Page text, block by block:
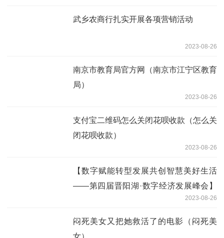
武乡农商行扎实开展各项营销活动
2023-08-26
南京市教育局官方网（南京市江宁区教育
局）
2023-08-26
支付宝二维码怎么关闭花呗收款（怎么关
闭花呗收款）
2023-08-26
【数字赋能转型发展共创智慧美好生活
——第四届晋阳湖·数字经济发展峰会】
中科曙光：为建设全国算力高地提供有力
支撑
2023-08-26
闷死美女又把她救活了的电影（闷死美
女）